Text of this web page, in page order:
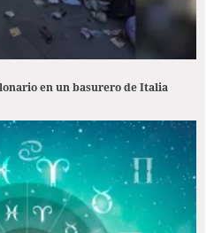
en un basurero de Italia